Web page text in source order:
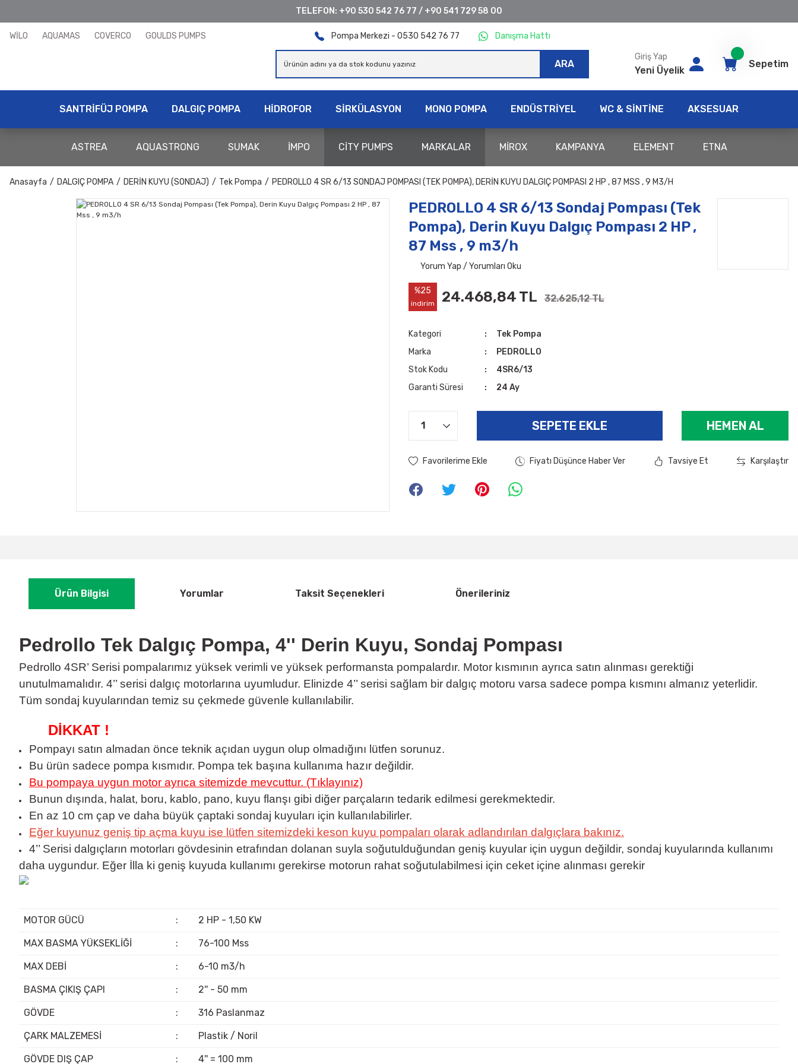
TELEFON: +90 530 542 76 77 / +90 541 729 58 00
WİLO AQUAMAS COVERCO GOULDS PUMPS Pompa Merkezi - 0530 542 76 77 Danışma Hattı
ARA
Giriş Yap
Yeni Üyelik
Sepetim
SANTRİFÜJ POMPA DALGIÇ POMPA HİDROFOR SİRKÜLASYON MONO POMPA ENDÜSTRİYEL WC & SİNTİNE AKSESUAR
ASTREA AQUASTRONG SUMAK İMPO CİTY PUMPS MARKALAR MİROX KAMPANYA ELEMENT ETNA
Anasayfa DALGIÇ POMPA DERİN KUYU (SONDAJ) Tek Pompa PEDROLLO 4 SR 6/13 SONDAJ POMPASI (TEK POMPA), DERIN KUYU DALGIÇ POMPASI 2 HP , 87 MSS , 9 M3/H
PEDROLLO 4 SR 6/13 Sondaj Pompası (Tek
Pompa), Derin Kuyu Dalgıç Pompası 2 HP ,
87 Mss , 9 m3/h
Yorum Yap / Yorumları Oku
%25
indirim 24.468,84 TL 32.625,12 TL
Kategori
Tek Pompa
Marka
PEDROLLO
Stok Kodu
4SR6/13
Garanti Süresi
24 Ay
SEPETE EKLE HEMEN AL
Fiyatı Düşünce Haber Ver Tavsiye Et Karşılaştır
Ürün Bilgisi Yorumlar Taksit Seçenekleri Önerileriniz
Pedrollo Tek Dalgıç Pompa, 4'' Derin Kuyu, Sondaj Pompası
Pedrollo 4SR’ Serisi pompalarımız yüksek verimli ve yüksek performansta pompalardır. Motor kısmının ayrıca satın alınması gerektiği
unutulmamalıdır. 4’’ serisi dalgıç motorlarına uyumludur. Elinizde 4’’ serisi sağlam bir dalgıç motoru varsa sadece pompa kısmını almanız yeterlidir.
Tüm sondaj kuyularından temiz su çekmede güvenle kullanılabilir.
DİKKAT !
Pompayı satın almadan önce teknik açıdan uygun olup olmadığını lütfen sorunuz.
Bu ürün sadece pompa kısmıdır. Pompa tek başına kullanıma hazır değildir.
Bu pompaya uygun motor ayrıca sitemizde mevcuttur. (Tıklayınız)
Bunun dışında, halat, boru, kablo, pano, kuyu flanşı gibi diğer parçaların tedarik edilmesi gerekmektedir.
En az 10 cm çap ve daha büyük çaptaki sondaj kuyuları için kullanılabilirler.
Eğer kuyunuz geniş tip açma kuyu ise lütfen sitemizdeki keson kuyu pompaları olarak adlandırılan dalgıçlara bakınız.
4’’ Serisi dalgıçların motorları gövdesinin etrafından dolanan suyla soğutulduğundan geniş kuyular için uygun değildir, sondaj kuyularında kullanımı
daha uygundur. Eğer İlla ki geniş kuyuda kullanımı gerekirse motorun rahat soğutulabilmesi için ceket içine alınması gerekir
MOTOR GÜCÜ : 2 HP - 1,50 KW
MAX BASMA YÜKSEKLİĞİ : 76-100 Mss
MAX DEBİ : 6-10 m3/h
BASMA ÇIKIŞ ÇAPI : 2'' - 50 mm
GÖVDE : 316 Paslanmaz
ÇARK MALZEMESİ : Plastik / Noril
GÖVDE DIŞ ÇAP : 4'' = 100 mm